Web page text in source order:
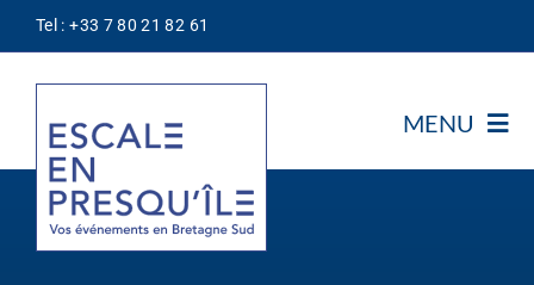
Passer
au
contenu
Tel : +33 7 80 21 82 61
MENU
Notre Association